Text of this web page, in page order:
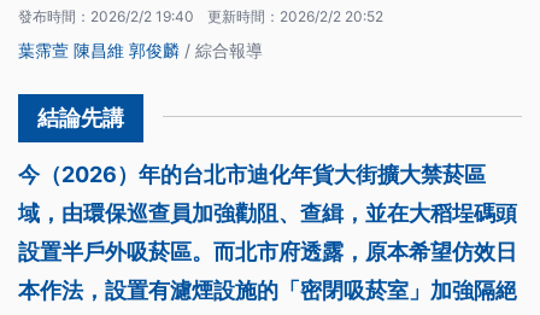
發布時間： 2026/2/2 19:40 更新時間： 2026/2/2 20:52
葉霈萱 陳昌維 郭俊麟 / 綜合報導
今（2026）年的台北市迪化年貨大街擴大禁菸區
域，由環保巡查員加強勸阻、查緝，並在大稻埕碼頭
設置半戶外吸菸區。而北市府透露，原本希望仿效日
本作法，設置有濾煙設施的「密閉吸菸室」加強隔絕